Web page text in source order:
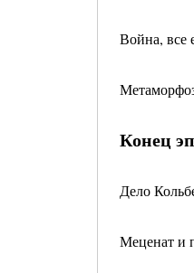
Война, все
Конец
Дело
Меценат и